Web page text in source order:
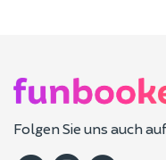
Folgen Sie uns auch